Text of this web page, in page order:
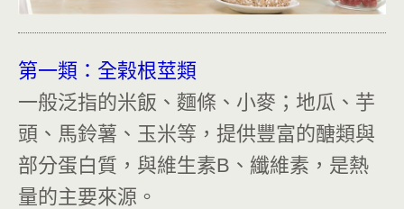
第一類：全榖根莖類
一般泛指的米飯、麵條、小麥；地瓜、芋
頭、馬鈴薯、玉米等，提供豐富的醣類與
部分蛋白質，與維生素B、纖維素，是熱
量的主要來源。